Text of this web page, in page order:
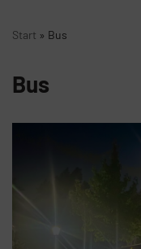
Start » Bus
Bus